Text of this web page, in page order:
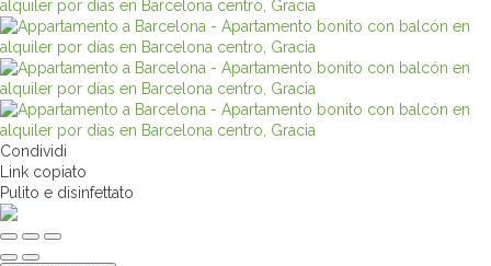
Condividi
Link copiato
Pulito e disinfettato